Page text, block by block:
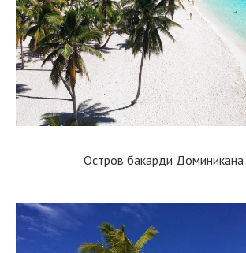
Остров бакарди Доминикана